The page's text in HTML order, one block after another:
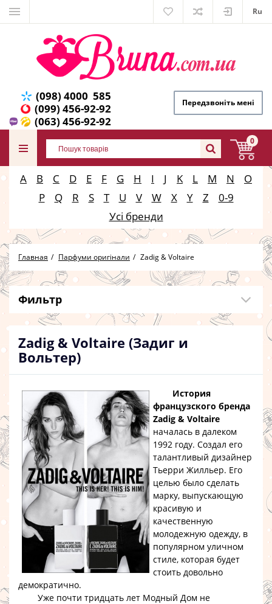
Ru
(098) 4000 585
(099) 456-92-92
(063) 456-92-92
Передзвоніть мені
0
A B C D E F G H I J K L M N
O
P
Q R S T U V W X Y Z
0-9
Усі бренди
Главная Парфуми оригінали Zadig & Voltaire
Фильтр
Zadig & Voltaire (Задиг и
Вольтер)
История
французского бренда
Zadig & Voltaire
началась в далеком
1992 году. Создал его
талантливый дизайнер
Тьерри Жилльер. Его
целью было сделать
марку, выпускающую
красивую и
качественную
молодежную одежду, в
популярном уличном
стиле, которая будет
стоить довольно
демократично.
Уже почти тридцать лет Модный Дом не